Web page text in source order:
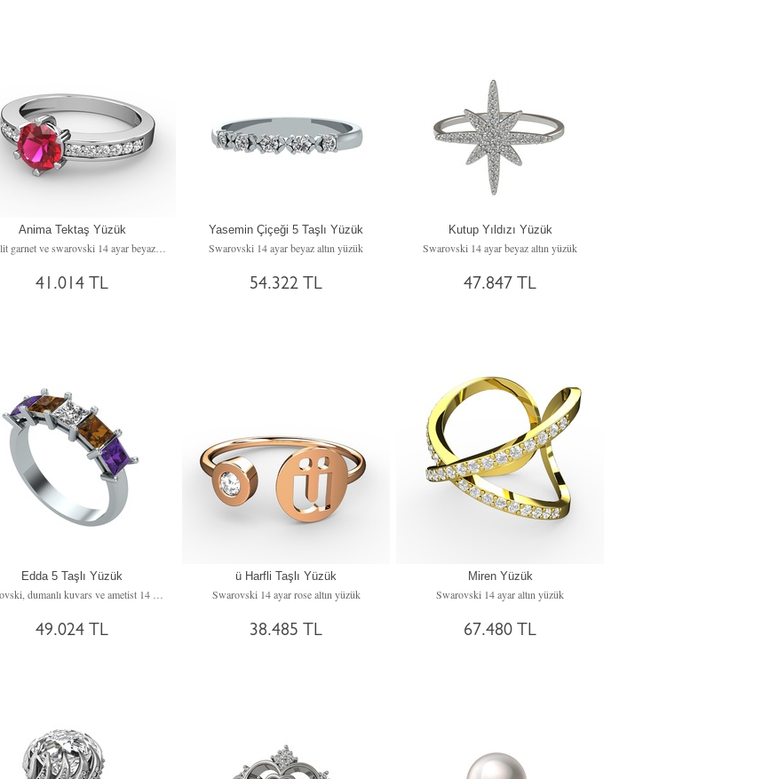
Anima Tektaş Yüzük
41.014 TL
Yasemin Çiçeği 5 Taşlı Yüzük
Swarovski 14 ayar beyaz altın yüzük
54.322 TL
Kutup Yıldızı Yüzük
Swarovski 14 ayar beyaz altın yüzük
47.847 TL
Edda 5 Taşlı Yüzük
49.024 TL
ü Harfli Taşlı Yüzük
Swarovski 14 ayar rose altın yüzük
38.485 TL
Miren Yüzük
Swarovski 14 ayar altın yüzük
67.480 TL